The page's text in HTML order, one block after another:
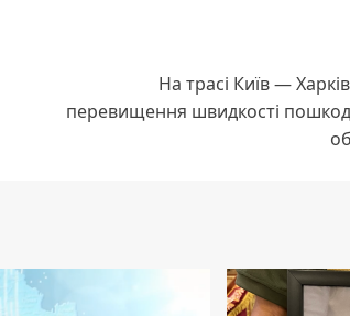
На трасі Київ —
перевищення швидкості